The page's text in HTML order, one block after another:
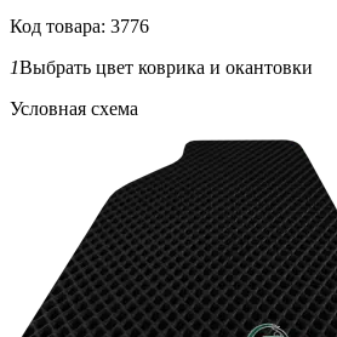
Код товара: 3776
1Выбрать цвет коврика и окантовки
Условная схема